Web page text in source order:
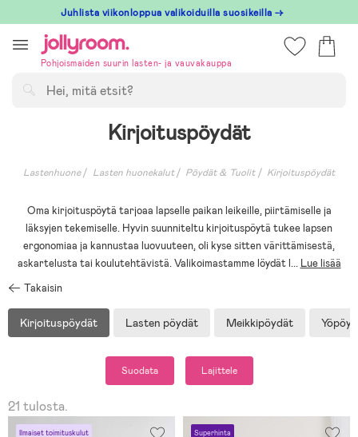
till
innehållet
Juhlista viikonloppua valikoiduilla suosikeilla →
Pohjoismaiden suurin lasten- ja vauvakauppa
Kirjoituspöydät
Lastenhuone Lasten huonekalut Pöydät & Tuolit Kirjoituspöydät
Oma kirjoituspöytä tarjoaa lapselle paikan leikeille, piirtämiselle ja
läksyjen tekemiselle. Hyvin suunniteltu kirjoituspöytä tukee lapsen
ergonomiaa ja kannustaa luovuuteen, oli kyse sitten värittämisestä,
askartelusta tai koulutehtävistä. Valikoimastamme löydät l... Lue lisää
Takaisin
Kirjoituspöydät Lasten pöydät Meikkipöydät
Suodata Lajittele
21 tulosta.
Ilmaiset toimituskulut Superhinta